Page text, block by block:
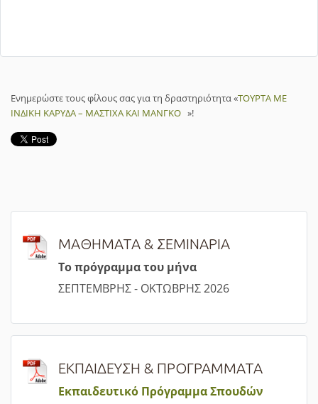
Ενημερώστε τους φίλους σας για τη δραστηριότητα «ΤΟΥΡΤΑ ΜΕ
ΙΝΔΙΚΗ ΚΑΡΥΔΑ – ΜΑΣΤΙΧΑ ΚΑΙ ΜΑΝΓΚΟ »!
ΜΑΘΗΜΑΤΑ & ΣΕΜΙΝΑΡΙΑ
Το πρόγραμμα του μήνα
ΣΕΠΤΕΜΒΡΗΣ - ΟΚΤΩΒΡΗΣ 2026
ΕΚΠΑΙΔΕΥΣΗ & ΠΡΟΓΡΑΜΜΑΤΑ
Εκπαιδευτικό Πρόγραμμα Σπουδών